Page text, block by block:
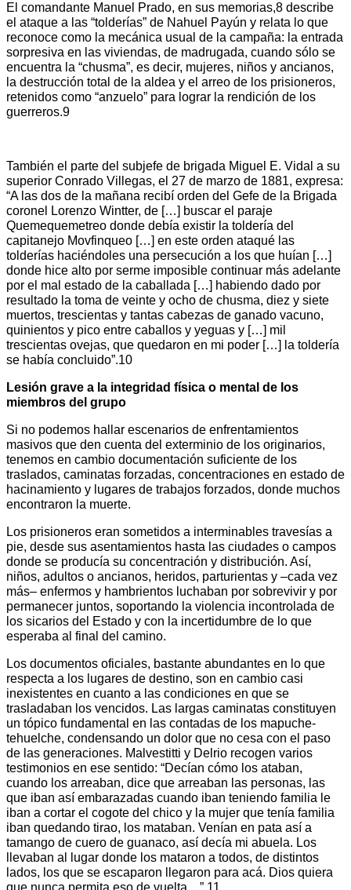
El comandante Manuel Prado, en sus memorias,8 describe
el ataque a las “tolderías” de Nahuel Payún y relata lo que
reconoce como la mecánica usual de la campaña: la entrada
sorpresiva en las viviendas, de madrugada, cuando sólo se
encuentra la “chusma”, es decir, mujeres, niños y ancianos,
la destrucción total de la aldea y el arreo de los prisioneros,
retenidos como “anzuelo” para lograr la rendición de los
guerreros.9
También el parte del subjefe de brigada Miguel E. Vidal a su
superior Conrado Villegas, el 27 de marzo de 1881, expresa:
“A las dos de la mañana recibí orden del Gefe de la Brigada
coronel Lorenzo Wintter, de […] buscar el paraje
Quemequemetreo donde debía existir la toldería del
capitanejo Movfinqueo […] en este orden ataqué las
tolderías haciéndoles una persecución a los que huían […]
donde hice alto por serme imposible continuar más adelante
por el mal estado de la caballada […] habiendo dado por
resultado la toma de veinte y ocho de chusma, diez y siete
muertos, trescientas y tantas cabezas de ganado vacuno,
quinientos y pico entre caballos y yeguas y […] mil
trescientas ovejas, que quedaron en mi poder […] la toldería
se había concluido”.10
Lesión grave a la integridad física o mental de los
miembros del grupo
Si no podemos hallar escenarios de enfrentamientos
masivos que den cuenta del exterminio de los originarios,
tenemos en cambio documentación suficiente de los
traslados, caminatas forzadas, concentraciones en estado de
hacinamiento y lugares de trabajos forzados, donde muchos
encontraron la muerte.
Los prisioneros eran sometidos a interminables travesías a
pie, desde sus asentamientos hasta las ciudades o campos
donde se producía su concentración y distribución. Así,
niños, adultos o ancianos, heridos, parturientas y –cada vez
más– enfermos y hambrientos luchaban por sobrevivir y por
permanecer juntos, soportando la violencia incontrolada de
los sicarios del Estado y con la incertidumbre de lo que
esperaba al final del camino.
Los documentos oficiales, bastante abundantes en lo que
respecta a los lugares de destino, son en cambio casi
inexistentes en cuanto a las condiciones en que se
trasladaban los vencidos. Las largas caminatas constituyen
un tópico fundamental en las contadas de los mapuche-
tehuelche, condensando un dolor que no cesa con el paso
de las generaciones. Malvestitti y Delrio recogen varios
testimonios en ese sentido: “Decían cómo los ataban,
cuando los arreaban, dice que arreaban las personas, las
que iban así embarazadas cuando iban teniendo familia le
iban a cortar el cogote del chico y la mujer que tenía familia
iban quedando tirao, los mataban. Venían en pata así a
tamango de cuero de guanaco, así decía mi abuela. Los
llevaban al lugar donde los mataron a todos, de distintos
lados, los que se escaparon llegaron para acá. Dios quiera